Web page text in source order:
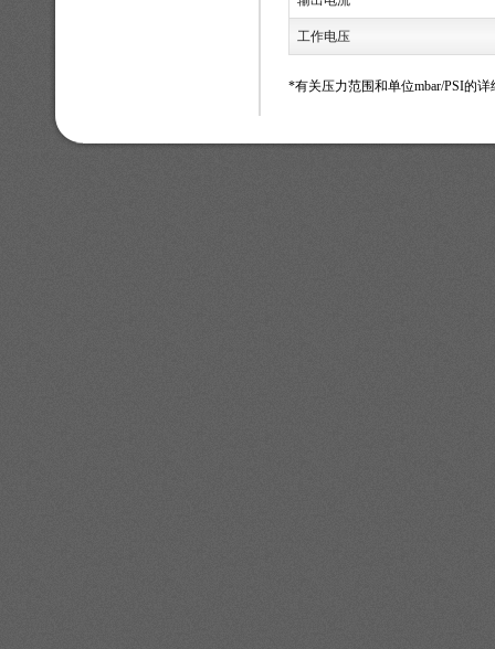
工作电压
*有关压力范围和单位mbar/PSI的